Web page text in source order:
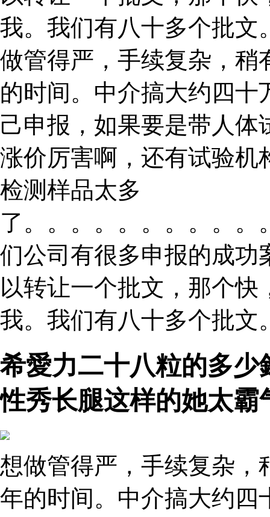
我。我们有八十多个批文
做管得严，手续复杂，稍
的时间。中介搞大约四十
己申报，如果要是带人体
涨价厉害啊，还有试验机
检测样品太多
了。。。。。。。。。
们公司有很多申报的成功
以转让一个批文，那个
我。我们有八十多个批文
希愛力二十八粒的多
性秀长腿这样的她太霸
想做管得严，手续复杂，
年的时间。中介搞大约四